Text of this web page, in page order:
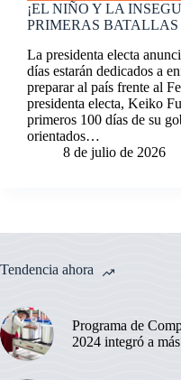
¡EL NIÑO Y LA
PRIMERAS
La presidenta electa
días estarán dedicados a
preparar al país frente al
presidenta electa, Keiko
primeros 100 días de su
orientados…
8 de julio de 2026
Tendencia ahora
Programa de
2024 integró a